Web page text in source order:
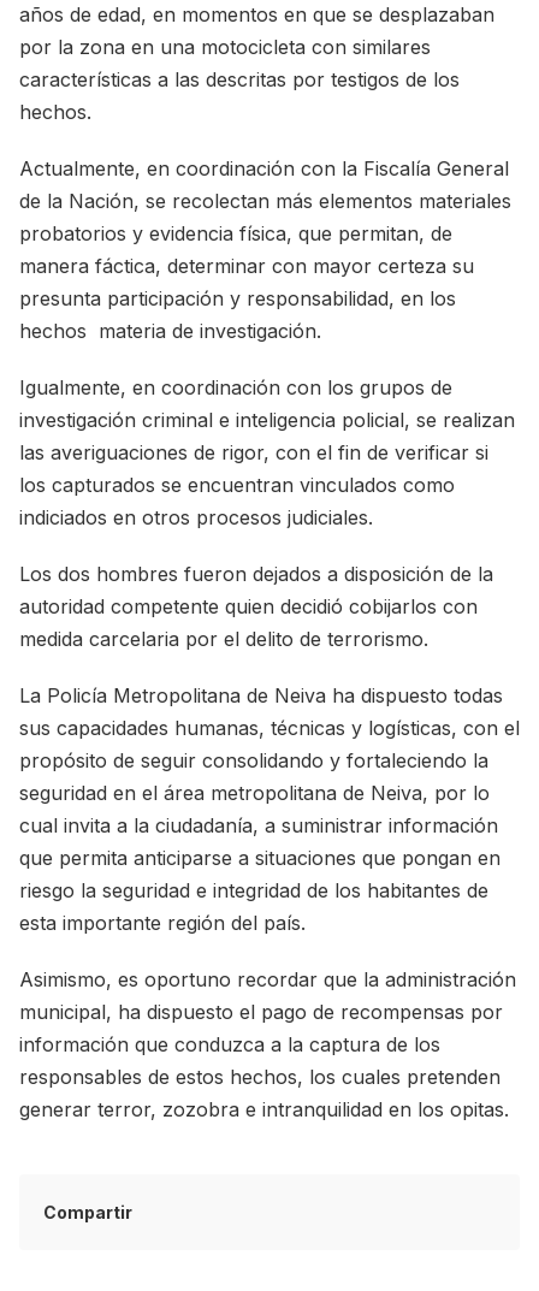
años de edad, en momentos en que se desplazaban
por la zona en una motocicleta con similares
características a las descritas por testigos de los
hechos.
Actualmente, en coordinación con la Fiscalía General
de la Nación, se recolectan más elementos materiales
probatorios y evidencia física, que permitan, de
manera fáctica, determinar con mayor certeza su
presunta participación y responsabilidad, en los
hechos materia de investigación.
Igualmente, en coordinación con los grupos de
investigación criminal e inteligencia policial, se realizan
las averiguaciones de rigor, con el fin de verificar si
los capturados se encuentran vinculados como
indiciados en otros procesos judiciales.
Los dos hombres fueron dejados a disposición de la
autoridad competente quien decidió cobijarlos con
medida carcelaria por el delito de terrorismo.
La Policía Metropolitana de Neiva ha dispuesto todas
sus capacidades humanas, técnicas y logísticas, con el
propósito de seguir consolidando y fortaleciendo la
seguridad en el área metropolitana de Neiva, por lo
cual invita a la ciudadanía, a suministrar información
que permita anticiparse a situaciones que pongan en
riesgo la seguridad e integridad de los habitantes de
esta importante región del país.
Asimismo, es oportuno recordar que la administración
municipal, ha dispuesto el pago de recompensas por
información que conduzca a la captura de los
responsables de estos hechos, los cuales pretenden
generar terror, zozobra e intranquilidad en los opitas.
Compartir